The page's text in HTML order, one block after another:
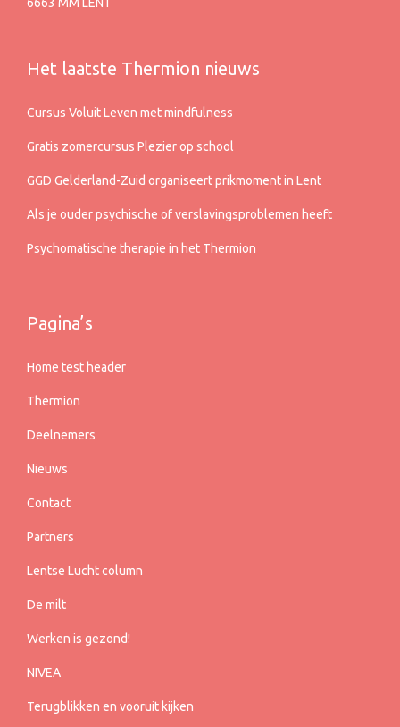
Het laatste Thermion nieuws
Cursus Voluit Leven met mindfulness
Gratis zomercursus Plezier op school
GGD Gelderland-Zuid organiseert prikmoment in Lent
Als je ouder psychische of verslavingsproblemen heeft
Psychomatische therapie in het Thermion
Pagina’s
Home test header
Thermion
Deelnemers
Nieuws
Contact
Partners
Lentse Lucht column
De milt
Werken is gezond!
NIVEA
Terugblikken en vooruit kijken